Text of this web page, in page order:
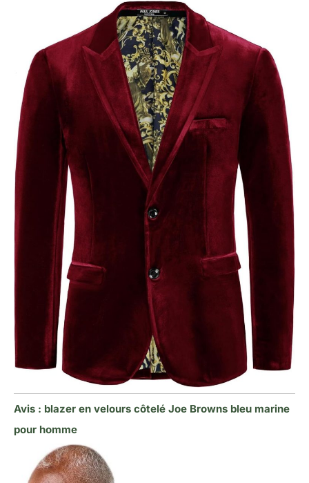
Avis : blazer en velours côtelé Joe Browns bleu marine
pour homme